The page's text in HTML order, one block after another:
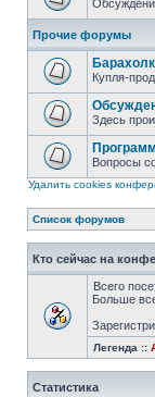
Прочие форумы
Купля-
Здесь
Вопросы
Удалить cookies
Список форумов
Кто сейчас на
Всего
Больше
Легенда ::
Статистика